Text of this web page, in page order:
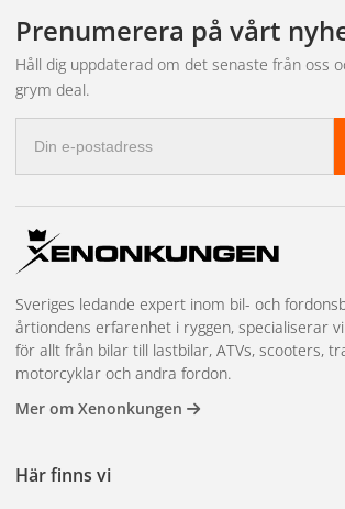
fakturabetalning, mängdrabatter, en dedikerad
prioriterad lagerreservation på
showroom i Kungsbacka för demonstrationer
rådgivning. Läs mer och kom igång på
Prenumerera på vårt
Håll dig uppdaterad om det senaste från oss
grym deal.
postadress
Sveriges ledande expert inom bil- och
årtiondens erfarenhet i ryggen, specialiserar
för allt från bilar till lastbilar, ATVs, scooters,
motorcyklar och andra fordon.
Mer om Xenonkungen
Här finns vi